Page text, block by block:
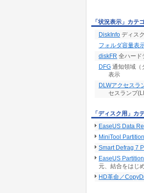
「状況表示」カテ
DiskInfo ディス
フォルダ容量表
diskFR 全ハード
DFG 通知領域（
表示
DLWアクセスラ
セスランプ
「ディスク用」カ
EaseUS Data
MiniTool
Smart Defrag 7
EaseUS
元、結合をはじ
HD革命／